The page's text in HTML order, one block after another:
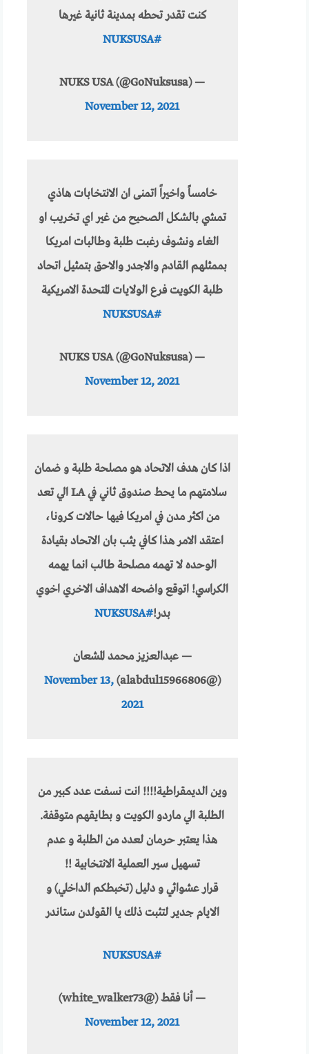
كنت تقدر تحطه بمدينة ثانية غيرها
#NUKSUSA
— NUKS USA (@GoNuksusa)
November 12, 2021
خامساً واخيراً اتمنى ان الانتخابات هاذي
تمشي بالشكل الصحيح من غير اي تخريب او
الغاء ونشوف رغبت طلبة وطالبات امريكا
بممثلهم القادم والاجدر والاحق بتمثيل اتحاد
طلبة الكويت فرع الولايات المتحدة الامريكية
#NUKSUSA
— NUKS USA (@GoNuksusa)
November 12, 2021
اذا كان هدف الاتحاد هو مصلحة طلبة و ضمان
سلامتهم ما يحط صندوق ثاني في LA الي تعد
من اكثر مدن في امريكا فيها حالات كرونا،
اعتقد الامر هذا كافي يثب بان الاتحاد بقيادة
الوحده لا تهمه مصلحة طالب انما يهمه
الكراسي! اتوقع واضحه الاهداف الاخري اخوي
بدر!#NUKSUSA
— عبدالعزيز محمد المشعان
(@alabdul15966806)
November 13,
2021
وين الديمقراطية!!!! انت نسفت عدد كبير من
الطلبة الي ماردو الكويت و بطايقهم متوقفة.
هذا يعتبر حرمان لعدد من الطلبة و عدم
تسهيل سير العملية الانتخابية !!
قرار عشوائي و دليل (تخبطكم الداخلي) و
الايام جدير لتثبت ذلك يا القولدن ستاندر
#NUKSUSA
— أنا فقط (@white_walker73)
November 12, 2021